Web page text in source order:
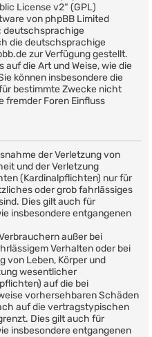
License v2“ (GPL)
von phpBB Limited
deutschsprachige
die deutschsprachige
zur Verfügung gestellt.
auf die Art und Weise, wie die
können insbesondere die
bestimmte Zwecke nicht
fremder Foren Einfluss
der Verletzung von
und der Verletzung
(Kardinalpflichten) nur für
oder grob fahrlässiges
Dies gilt auch für
insbesondere entgangenen
außer bei
Verhalten oder bei
von Leben, Körper und
wesentlicher
auf die bei
vorhersehbaren Schäden
auf die vertragstypischen
Dies gilt auch für
insbesondere entgangenen